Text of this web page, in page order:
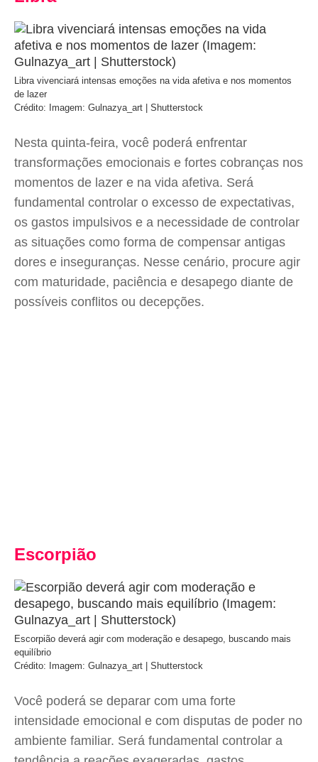
Libra vivenciará intensas emoções na vida afetiva e nos momentos
de lazer
Crédito: Imagem: Gulnazya_art | Shutterstock
Nesta quinta-feira, você poderá enfrentar
transformações emocionais e fortes cobranças nos
momentos de lazer e na vida afetiva. Será
fundamental controlar o excesso de expectativas,
os gastos impulsivos e a necessidade de controlar
as situações como forma de compensar antigas
dores e inseguranças. Nesse cenário, procure agir
com maturidade, paciência e desapego diante de
possíveis conflitos ou decepções.
Escorpião
Escorpião deverá agir com moderação e desapego, buscando mais
equilíbrio
Crédito: Imagem: Gulnazya_art | Shutterstock
Você poderá se deparar com uma forte
intensidade emocional e com disputas de poder no
ambiente familiar. Será fundamental controlar a